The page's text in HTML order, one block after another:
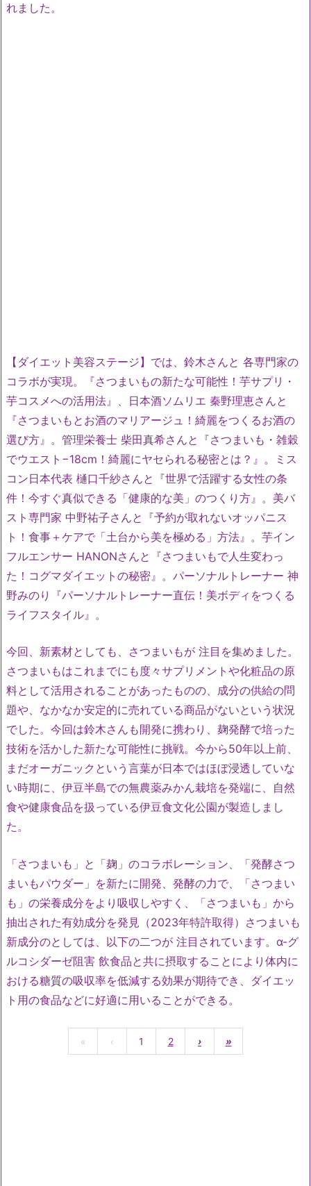
れました。
【ダイエット美容ステージ】では、鈴木さんと 各専門家の
コラボが実現。『さつまいもの新たな可能性！芋サプリ・
芋コスメへの活用法』、日本酒ソムリエ 秦野理恵さんと
『さつまいもとお酒のマリアージュ！綺麗をつくるお酒の
選び方』。管理栄養士 柴田真希さんと『さつまいも・雑穀
でウエスト−18cm！綺麗にヤセられる秘密とは？』。ミス
コン日本代表 樋口千紗さんと『世界で活躍する女性の条
件！今すぐ真似できる「健康的な美」のつくり方』。美バ
スト専門家 中野祐子さんと『予約が取れないオッパニス
ト！食事＋ケアで「土台から美を極める」方法』。芋イン
フルエンサー HANONさんと『さつまいもで人生変わっ
た！コグマダイエットの秘密』。パーソナルトレーナー 神
野みのり『パーソナルトレーナー直伝！美ボディをつくる
ライフスタイル』。
今回、新素材としても、さつまいもが 注目を集めました。
さつまいもはこれまでにも度々サプリメントや化粧品の原
料として活用されることがあったものの、成分の供給の問
題や、なかなか安定的に売れている商品がないという状況
でした。今回は鈴木さんも開発に携わり、麹発酵で培った
技術を活かした新たな可能性に挑戦。今から50年以上前、
まだオーガニックという言葉が日本ではほぼ浸透していな
い時期に、伊豆半島での無農薬みかん栽培を発端に、自然
食や健康食品を扱っている伊豆食文化公園が製造しまし
た。
「さつまいも」と「麹」のコラボレーション、「発酵さつ
まいもパウダー」を新たに開発、発酵の力で、「さつまい
も」の栄養成分をより吸収しやすく、「さつまいも」から
抽出された有効成分を発見（2023年特許取得）さつまいも
新成分のとしては、以下の二つが 注目されています。α-グ
ルコシダーゼ阻害 飲食品と共に摂取することにより体内に
おける糖質の吸収率を低減する効果が期待でき、ダイエッ
ト用の食品などに好適に用いることができる。
« ‹ 1 2 › »